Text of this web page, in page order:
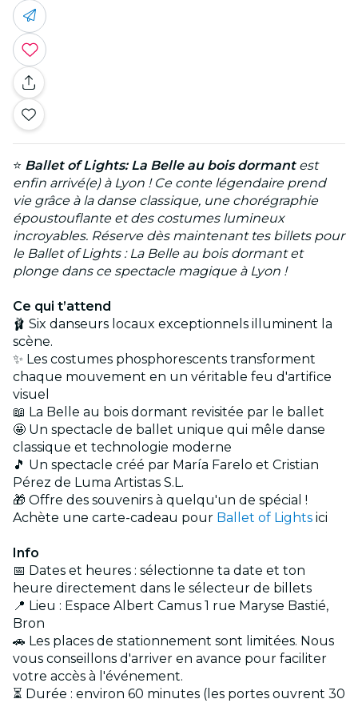
⭐ Ballet of Lights: La Belle au bois dormantest
enfin arrivé(e) à Lyon ! Ce conte légendaire prend
vie grâce à la danse classique, une chorégraphie
époustouflante et des costumes lumineux
incroyables. Réserve dès maintenant tes billets pour
le Ballet of Lights : La Belle au bois dormant et
plonge dans ce spectacle magique à Lyon !
Ce qui t’attend
🩰 Six danseurs locaux exceptionnels illuminent la
scène.
✨ Les costumes phosphorescents transforment
chaque mouvement en un véritable feu d'artifice
visuel
📖 La Belle au bois dormant revisitée par le ballet
🤩 Un spectacle de ballet unique qui mêle danse
classique et technologie moderne
🎵 Un spectacle créé par María Farelo et Cristian
Pérez de Luma Artistas S.L.
🎁 Offre des souvenirs à quelqu'un de spécial !
Achète une carte-cadeau pour Ballet of Lights ici
Info
📅 Dates et heures : sélectionne ta date et ton
heure directement dans le sélecteur de billets
📍 Lieu : Espace Albert Camus 1 rue Maryse Bastié,
Bron
🚗 Les places de stationnement sont limitées. Nous
vous conseillons d'arriver en avance pour faciliter
votre accès à l'événement.
⏳ Durée : environ 60 minutes (les portes ouvrent 30